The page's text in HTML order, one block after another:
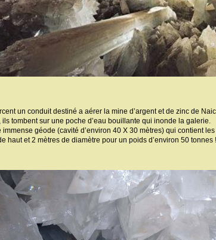
un conduit destiné a aérer la mine d’argent et de zinc de
tombent sur une poche d’eau bouillante qui inonde la galerie.
géode (cavité d’environ 40 X 30 mètres) qui contient
haut et 2 mètres de diamètre pour un poids d’environ 50 tonnes